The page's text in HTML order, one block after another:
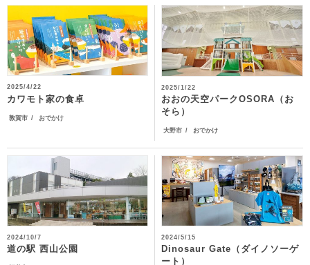
2025/4/22
カワモト家の食卓
敦賀市 おでかけ
2025/1/22
おおの天空パークOSORA（お
そら）
大野市 おでかけ
2024/10/7
道の駅 西山公園
2024/5/15
Dinosaur Gate（ダイノソーゲ
ート）